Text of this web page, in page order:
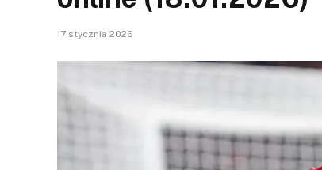
17 stycznia 2026